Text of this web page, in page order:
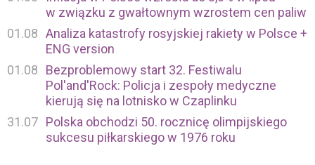
w związku z gwałtownym wzrostem cen paliw
01.08 Analiza katastrofy rosyjskiej rakiety w Polsce +
ENG version
01.08
Bezproblemowy start 32. Festiwalu
Pol'and'Rock: Policja i zespoły medyczne
kierują się na lotnisko w Czaplinku
31.07 Polska obchodzi 50. rocznicę olimpijskiego
sukcesu piłkarskiego w 1976 roku